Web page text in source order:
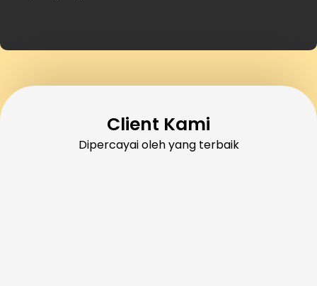
Client Kami
Dipercayai oleh yang terbaik